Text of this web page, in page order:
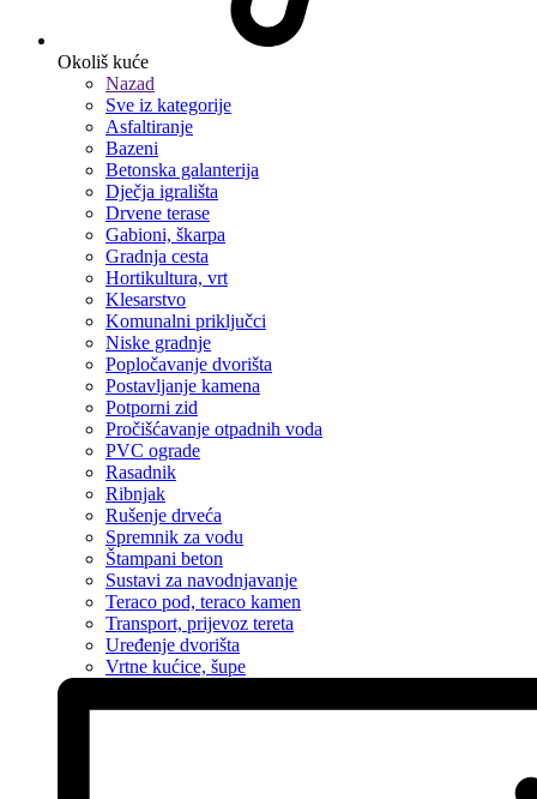
Okoliš kuće
Nazad
Sve iz kategorije
Asfaltiranje
Bazeni
Betonska galanterija
Dječja igrališta
Drvene terase
Gabioni, škarpa
Gradnja cesta
Hortikultura, vrt
Klesarstvo
Komunalni priključci
Niske gradnje
Popločavanje dvorišta
Postavljanje kamena
Potporni zid
Pročišćavanje otpadnih voda
PVC ograde
Rasadnik
Ribnjak
Rušenje drveća
Spremnik za vodu
Štampani beton
Sustavi za navodnjavanje
Teraco pod, teraco kamen
Transport, prijevoz tereta
Uređenje dvorišta
Vrtne kućice, šupe